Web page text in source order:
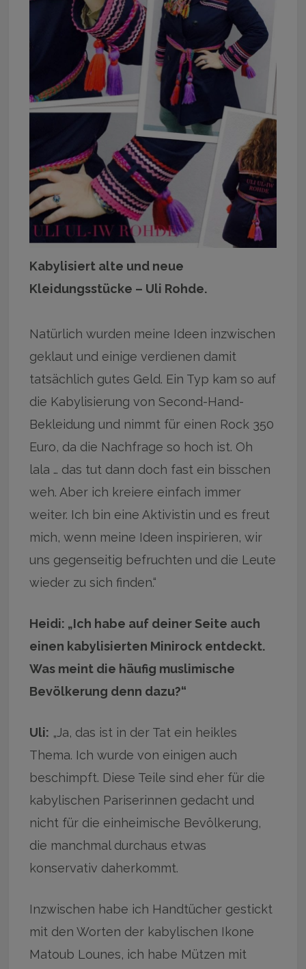
Kabylisiert alte und neue
Kleidungsstücke – Uli Rohde.
Natürlich wurden meine Ideen inzwischen
geklaut und einige verdienen damit
tatsächlich gutes Geld. Ein Typ kam so auf
die Kabylisierung von Second-Hand-
Bekleidung und nimmt für einen Rock 350
Euro, da die Nachfrage so hoch ist. Oh
lala … das tut dann doch fast ein bisschen
weh. Aber ich kreiere einfach immer
weiter. Ich bin eine Aktivistin und es freut
mich, wenn meine Ideen inspirieren, wir
uns gegenseitig befruchten und die Leute
wieder zu sich finden.“
Heidi: „Ich habe auf deiner Seite auch
einen kabylisierten Minirock entdeckt.
Was meint die häufig muslimische
Bevölkerung denn dazu?“
Uli: „Ja, das ist in der Tat ein heikles
Thema. Ich wurde von einigen auch
beschimpft. Diese Teile sind eher für die
kabylischen Pariserinnen gedacht und
nicht für die einheimische Bevölkerung,
die manchmal durchaus etwas
konservativ daherkommt.
Inzwischen habe ich Handtücher gestickt
mit den Worten der kabylischen Ikone
Matoub Lounes, ich habe Mützen mit